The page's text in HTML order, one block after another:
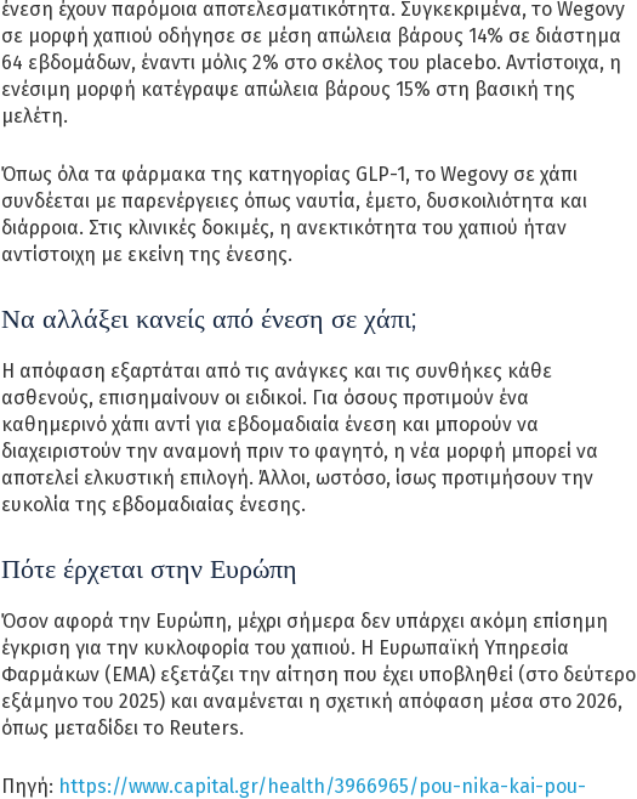
ένεση έχουν παρόμοια αποτελεσματικότητα. Συγκεκριμένα, το Wegovy
σε μορφή χαπιού οδήγησε σε μέση απώλεια βάρους 14% σε διάστημα
64 εβδομάδων, έναντι μόλις 2% στο σκέλος του placebo. Αντίστοιχα, η
ενέσιμη μορφή κατέγραψε απώλεια βάρους 15% στη βασική της
μελέτη.
Όπως όλα τα φάρμακα της κατηγορίας GLP-1, το Wegovy σε χάπι
συνδέεται με παρενέργειες όπως ναυτία, έμετο, δυσκοιλιότητα και
διάρροια. Στις κλινικές δοκιμές, η ανεκτικότητα του χαπιού ήταν
αντίστοιχη με εκείνη της ένεσης.
Να αλλάξει κανείς από ένεση σε χάπι;
Η απόφαση εξαρτάται από τις ανάγκες και τις συνθήκες κάθε
ασθενούς, επισημαίνουν οι ειδικοί. Για όσους προτιμούν ένα
καθημερινό χάπι αντί για εβδομαδιαία ένεση και μπορούν να
διαχειριστούν την αναμονή πριν το φαγητό, η νέα μορφή μπορεί να
αποτελεί ελκυστική επιλογή. Άλλοι, ωστόσο, ίσως προτιμήσουν την
ευκολία της εβδομαδιαίας ένεσης.
Πότε έρχεται στην Ευρώπη
Όσον αφορά την Ευρώπη, μέχρι σήμερα δεν υπάρχει ακόμη επίσημη
έγκριση για την κυκλοφορία του χαπιού. Η Ευρωπαϊκή Υπηρεσία
Φαρμάκων (EMA) εξετάζει την αίτηση που έχει υποβληθεί (στο δεύτερο
εξάμηνο του 2025) και αναμένεται η σχετική απόφαση μέσα στο 2026,
όπως μεταδίδει το Reuters.
Πηγή: https://www.capital.gr/health/3966965/pou-nika-kai-pou-